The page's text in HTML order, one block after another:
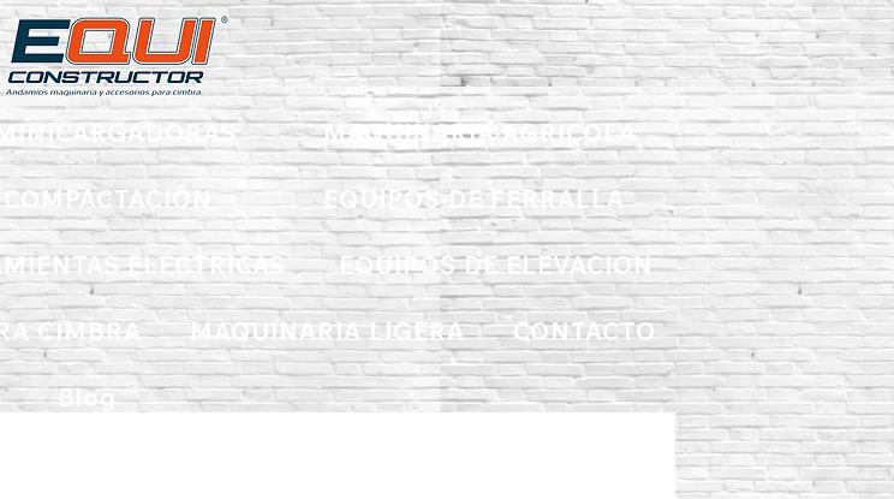
MAQUINARIA AGRICOLA
EQUIPOS DE FERRALLA
ELÉCTRICAS EQUIPOS DE ELEVACIÓN
CIMBRA MAQUINARIA LIGERA CONTACTO
Blog